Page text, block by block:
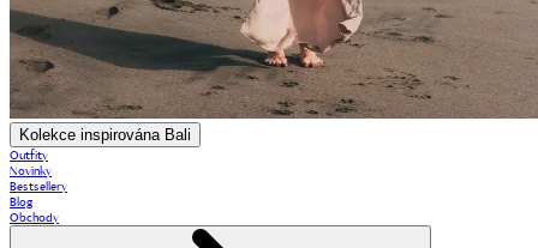
Kolekce inspirována Bali
Outfity
Novinky
Bestsellery
Blog
Obchody